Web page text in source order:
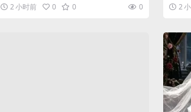
2 小时前 0 0 0 2